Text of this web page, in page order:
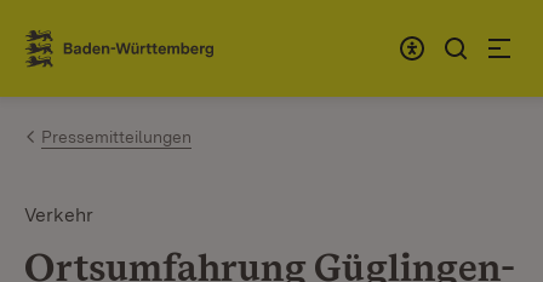
Zum Inhalt springen
Link zur Startseite
Pressemitteilungen
Verkehr
Ortsumfahrung Güglingen-